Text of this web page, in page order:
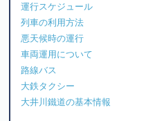
運行スケジュール
列車の利用方法
悪天候時の運行
車両運用について
路線バス
大鉄タクシー
大井川鐵道の基本情報